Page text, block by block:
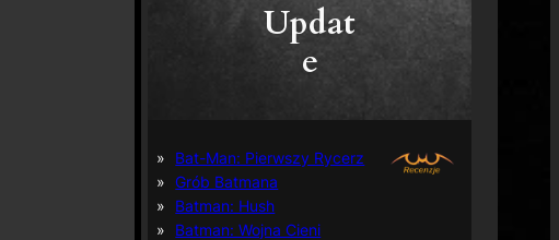
Updat
e
Bat-Man: Pierwszy Rycerz
Grób Batmana
Batman: Hush
Batman: Wojna Cieni